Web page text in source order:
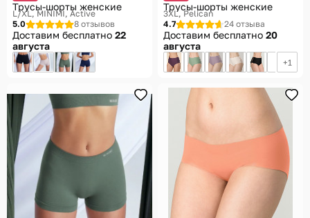
Трусы-шорты женские
L/XL MINIMI, Active
5.0
8 отзывов
Доставим бесплатно 22
августа
Трусы-шорты женские
3XL Pelican
4.7
24 отзыва
Доставим бесплатно 20
августа
1